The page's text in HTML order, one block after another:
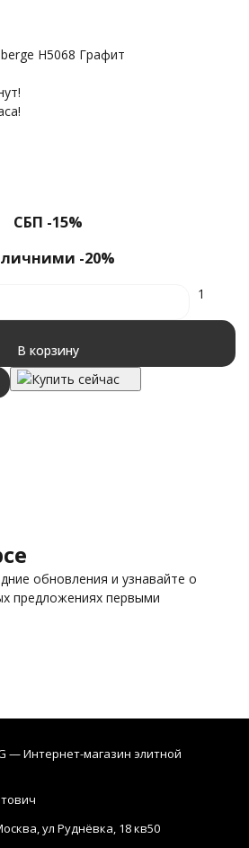
H5068 Графит
СБП -15%
-20%
1
В корзину
Купить сейчас
обновления и узнавайте о
предложениях первыми
— Интернет-магазин элитной
ул Руднёвка, 18 кв50